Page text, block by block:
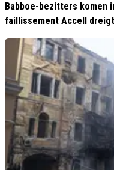
Babboe-bezitters komen
faillissement Accell dreigt